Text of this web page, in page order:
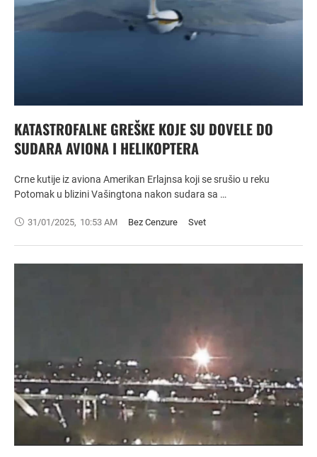
KATASTROFALNE GREŠKE KOJE SU DOVELE DO
SUDARA AVIONA I HELIKOPTERA
Crne kutije iz aviona Amerikan Erlajnsa koji se srušio u reku
Potomak u blizini Vašingtona nakon sudara sa …
31/01/2025, 10:53 AM Bez Cenzure Svet